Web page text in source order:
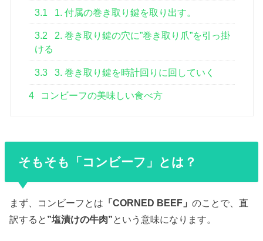
3.1 1. 付属の巻き取り鍵を取り出す。
3.2
2. 巻き取り鍵の穴に”巻き取り爪”を引っ掛
ける
3.3 3. 巻き取り鍵を時計回りに回していく
4 コンビーフの美味しい食べ方
そもそも「コンビーフ」とは？
まず、コンビーフとは 「CORNED BEEF」のことで、直
訳すると ”塩漬けの牛肉”という意味になります。